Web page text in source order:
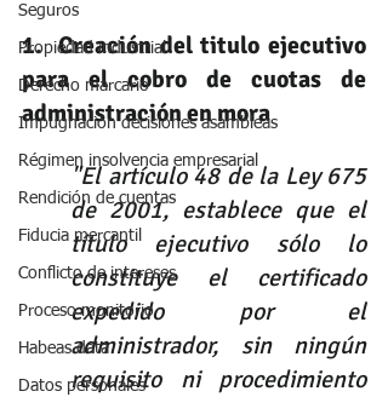
Seguros
Propiedad industrial
Derecho marcario
Impugnación decisiones asambleas
Régimen insolvencia empresarial
Rendición de cuentas
Fiducia mercantil
Conflicto de intereses
Proceso monitorio
Habeas data
Datos personales
1.  Creación del titulo ejecutivo
para el cobro de cuotas de
administración en mora
"El artículo 48 de la Ley 675
de 2001, establece que el
título ejecutivo sólo lo
constituye el certificado
expedido por el
administrador, sin ningún
requisito ni procedimiento